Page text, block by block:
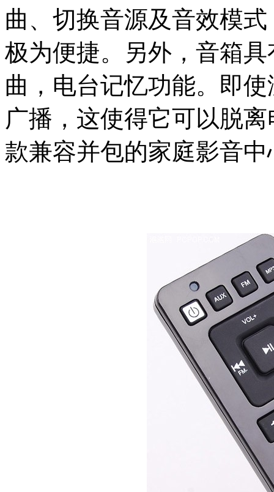
曲、切换音源及音效模
极为便捷。另外，音箱
曲，电台记忆功能。即
广播，这使得它可以脱
款兼容并包的家庭影音中